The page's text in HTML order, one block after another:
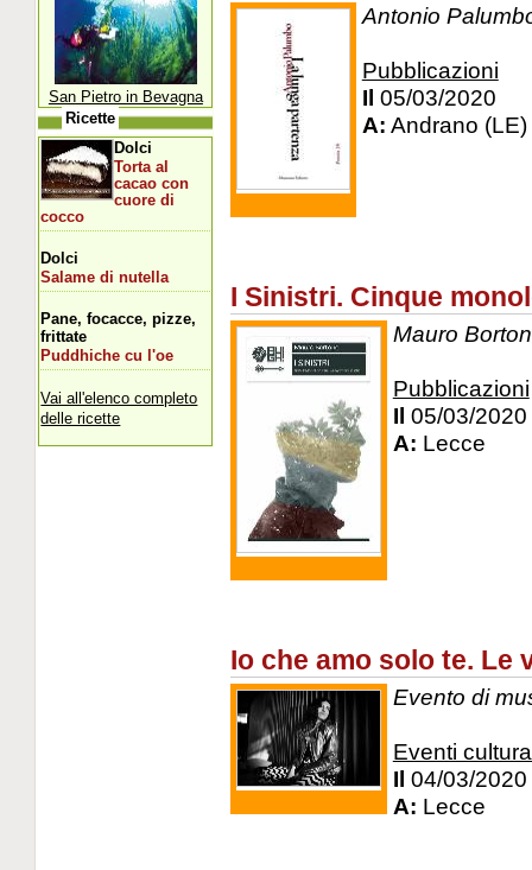
Antonio
Pubblicazioni
Il 05/03/2020
A: Andrano (LE)
I Sinistri. Cinque
Mauro
Pubblicazioni
Il 05/03/2020
A: Lecce
Io che amo solo te. Le
Evento di
Eventi
Il 04/03/2020
A: Lecce
San Pietro in Bevagna
Ricette
Dolci
Torta al
cacao con
cuore di
cocco
Dolci
Salame di nutella
Pane, focacce, pizze,
frittate
Puddhiche cu l'oe
Vai all'elenco completo
delle ricette